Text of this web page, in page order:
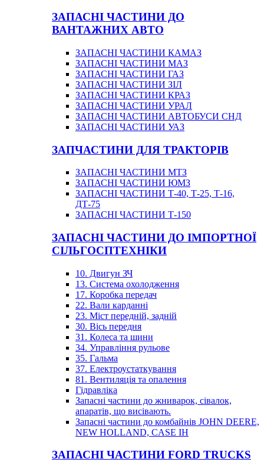
ЗАПАСНІ ЧАСТИНИ ДО
ВАНТАЖНИХ АВТО
ЗАПАСНІ ЧАСТИНИ КАМАЗ
ЗАПАСНІ ЧАСТИНИ МАЗ
ЗАПАСНІ ЧАСТИНИ ГАЗ
ЗАПАСНІ ЧАСТИНИ ЗІЛ
ЗАПАСНІ ЧАСТИНИ КРАЗ
ЗАПАСНІ ЧАСТИНИ УРАЛ
ЗАПАСНІ ЧАСТИНИ АВТОБУСИ СНД
ЗАПАСНІ ЧАСТИНИ УАЗ
ЗАПЧАСТИНИ ДЛЯ ТРАКТОРІВ
ЗАПАСНІ ЧАСТИНИ МТЗ
ЗАПАСНІ ЧАСТИНИ ЮМЗ
ЗАПАСНІ ЧАСТИНИ Т-40, Т-25, Т-16,
ДТ-75
ЗАПАСНІ ЧАСТИНИ Т-150
ЗАПАСНІ ЧАСТИНИ ДО ІМПОРТНОЇ
СІЛЬГОСПТЕХНІКИ
10. Двигун ЗЧ
13. Система охолодження
17. Коробка передач
22. Вали карданні
23. Міст передній, задній
30. Вісь передня
31. Колеса та шини
34. Управління рульове
35. Гальма
37. Електроустаткування
81. Вентиляція та опалення
Гідравліка
Запасні частини до жниварок, сівалок,
апаратів, що висівають.
Запасні частини до комбайнів JOHN DEERE,
NEW HOLLAND, CASE IH
ЗАПАСНІ ЧАСТИНИ FORD TRUCKS